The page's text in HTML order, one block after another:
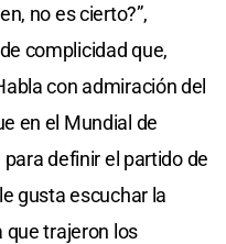
no es cierto?”,
complicidad que,
con admiración del
en el Mundial de
para definir el partido de
gusta escuchar la
que trajeron los